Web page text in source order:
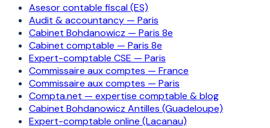
Asesor contable fiscal (ES)
Audit & accountancy — Paris
Cabinet Bohdanowicz — Paris 8e
Cabinet comptable — Paris 8e
Expert-comptable CSE — Paris
Commissaire aux comptes — France
Commissaire aux comptes — Paris
Compta.net — expertise comptable & blog
Cabinet Bohdanowicz Antilles (Guadeloupe)
Expert-comptable online (Lacanau)